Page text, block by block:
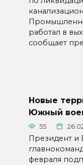
работал в
сообщает
Новые
Южный
55
Президент и
февраля